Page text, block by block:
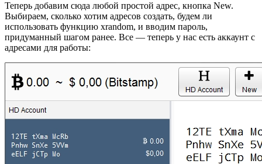
Теперь добавим сюда любой простой адрес, кнопка New.
Выбираем, сколько хотим адресов создать, будем ли
использовать функцию xrandom, и вводим пароль,
придуманный шагом ранее. Все — теперь у нас есть аккаунт с
адресами для работы: